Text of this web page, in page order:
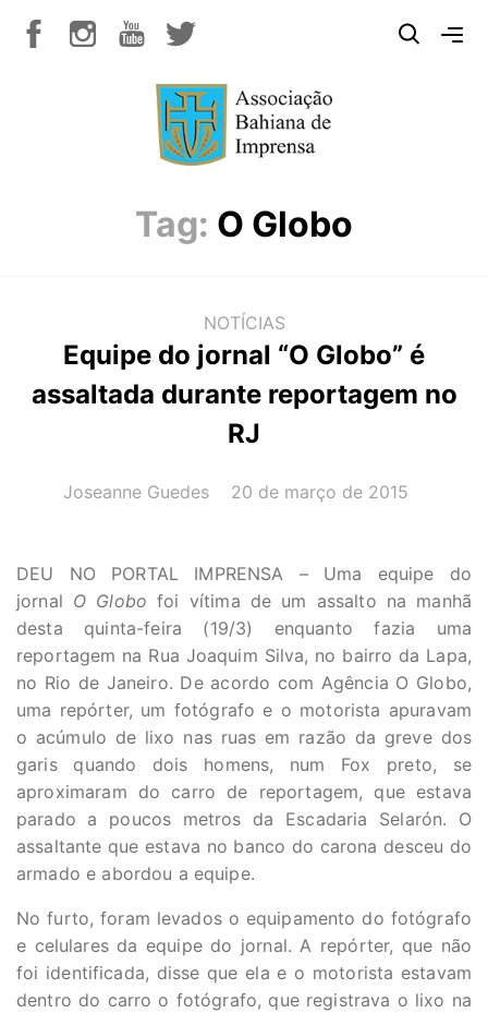
Tag: O Globo
NOTÍCIAS
Equipe do jornal “O Globo” é
assaltada durante reportagem no
RJ
AUTOR(A):
Joseanne Guedes DATA:
20 de março de 2015
DEU NO PORTAL IMPRENSA – Uma equipe do
jornal O Globo foi vítima de um assalto na manhã
desta quinta-feira (19/3) enquanto fazia uma
reportagem na Rua Joaquim Silva, no bairro da Lapa,
no Rio de Janeiro. De acordo com Agência O Globo,
uma repórter, um fotógrafo e o motorista apuravam
o acúmulo de lixo nas ruas em razão da greve dos
garis quando dois homens, num Fox preto, se
aproximaram do carro de reportagem, que estava
parado a poucos metros da Escadaria Selarón. O
assaltante que estava no banco do carona desceu do
armado e abordou a equipe.
No furto, foram levados o equipamento do fotógrafo
e celulares da equipe do jornal. A repórter, que não
foi identificada, disse que ela e o motorista estavam
dentro do carro o fotógrafo, que registrava o lixo na